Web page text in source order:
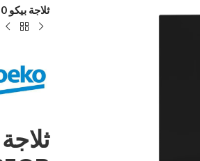
ثلاجة بيكو 420 لتر صافي 367 لتر اسود RDNE420K02DXIPEGB